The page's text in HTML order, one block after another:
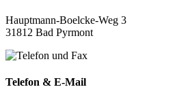
Hauptmann-Boelcke-Weg 3
31812 Bad Pyrmont
Telefon & E-Mail